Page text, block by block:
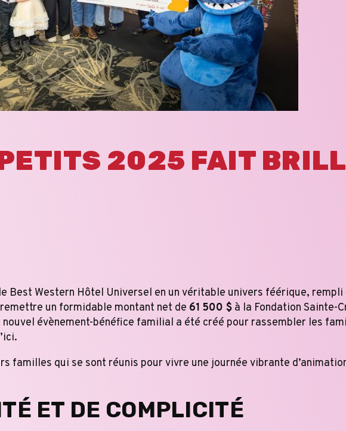
2025 FAIT
Best Western Hôtel Universel en un véritable univers féérique, rempli
un formidable montant net de 61 500 $ à la Fondation Sainte-
évènement-bénéfice familial a été créé pour rassembler les
familles qui se sont réunis pour vivre une journée vibrante
ET DE COMPLICITÉ